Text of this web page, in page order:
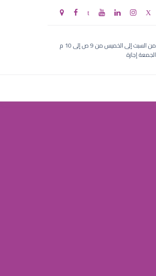
من السبت إلى الخميس من 9 ص إلى 10 م
الجمعة إجازة